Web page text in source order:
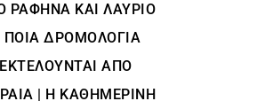
ΡΑΦΉΝΑ ΚΑΙ ΛΑΎΡΙΟ
ΠΟΙΑ ΔΡΟΜΟΛΌΓΙΑ
ΕΚΤΕΛΟΎΝΤΑΙ ΑΠΌ
| Η ΚΑΘΗΜΕΡΙΝΗ